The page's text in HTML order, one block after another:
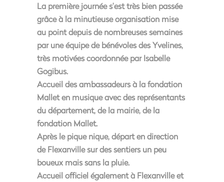
La première journée s’est très bien passée
grâce à la minutieuse organisation mise
au point depuis de nombreuses semaines
par une équipe de bénévoles des Yvelines,
très motivées coordonnée par Isabelle
Gogibus.
Accueil des ambassadeurs à la fondation
Mallet en musique avec des représentants
du département, de la mairie, de la
fondation Mallet.
Après le pique nique, départ en direction
de Flexanville sur des sentiers un peu
boueux mais sans la pluie.
Accueil officiel également à Flexanville et